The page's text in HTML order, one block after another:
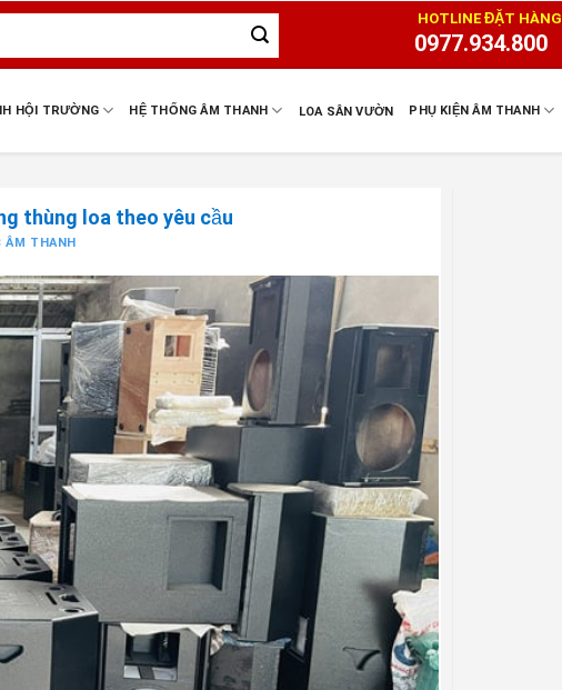
HOTLINE ĐẶT HÀNG
0977.934.800
HỘI TRƯỜNG HỆ THỐNG ÂM THANH LOA SÂN VƯỜN PHỤ KIỆN ÂM THANH
thùng loa theo yêu cầu
ÂM THANH